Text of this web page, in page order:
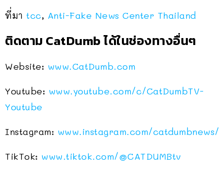
ที่มา tcc, Anti-Fake News Center Thailand
ติดตาม CatDumb ได้ในช่องทางอื่นๆ
Website: www.CatDumb.com
Youtube: www.youtube.com/c/CatDumbTV-
Youtube
Instagram: www.instagram.com/catdumbnews/
TikTok: www.tiktok.com/@CATDUMBtv